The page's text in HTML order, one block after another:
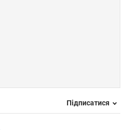
Підписатися